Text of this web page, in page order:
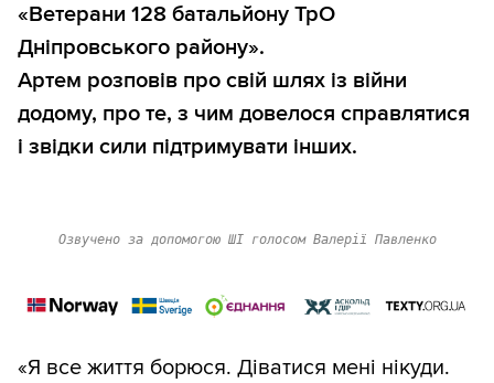
«Ветерани 128 батальйону ТрО
Дніпровського району».
Артем розповів про свій шлях із війни
додому, про те, з чим довелося справлятися
і звідки сили підтримувати інших.
Озвучено за допомогою ШІ голосом Валерії Павленко
«Я все життя борюся. Діватися мені нікуди.